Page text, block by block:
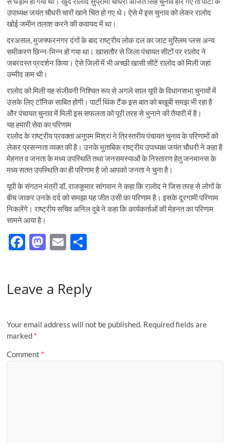
उपाध्यक्ष जयंत चौधरी चारों खाने चित हो गए थे। ऐसे में इस चुनाव को लेकर रालोद
खोई जमीन तलाश करने की कवायद में था।
दरअसल, मुजफ्फरनगर दंगों के बाद राष्ट्रीय लोक दल का जाट मुस्लिम प्लस अन्य
समीकरण छिन्न-भिन्न हो गया था। खासतौर से जिला पंचायत सीटों पर रालोद ने
जबरदस्त प्रदर्शन किया। ऐसे जिलों में भी अच्छी खासी सीटें रालोद को मिली जहां
उम्मीद कम थी।
रालोद को मिली यह संजीवनी निश्चित रूप से अगले साल यूपी के विधानसभा चुनावों में
उसके लिए टॉनिक साबित होगी। पार्टी थिंक टैंक इस बात को बखूबी समझ भी रहा है
और पंचायत चुनाव में मिली इस सफलता को पूरी तरह से भुनाने की तैयारी में है।
यह हमारी सेवा का परिणाम
रालोद के राष्ट्रीय प्रवक्ता अनुपम मिश्रा ने त्रिस्तरीय पंचायत चुनाव के परिणामों को
लेकर प्रसन्नता व्यक्त की है। उनके मुताबिक राष्ट्रीय उपाध्यक्ष जयंत चौधरी ने कहा है
मेहनत व जनता के मध्य उपस्थिति तथा जनसमस्याओं के निस्तारण हेतु जनमानस के
मध्य सतत उपस्थिति का ही परिणाम है जो आपको जनता ने चुना है।
यूपी के संगठन मंत्री डॉ. राजकुमार सांगवान ने कहा कि रालोद ने जिस तरह से लोगों के
बीच जाकर उनके दर्द को समझा यह जीत उसी का परिणाम है। इसके दूरगामी परिणाम
निकलेंगे। राष्ट्रीय सचिव अनिल दुबे ने कहा कि कार्यकर्ताओं की मेहनत का परिणाम
सामने आया है।
F
b
o
k
M
d
n
E
e
Leave a Reply
Your email address will not be published. Required fields are
marked *
Comment *